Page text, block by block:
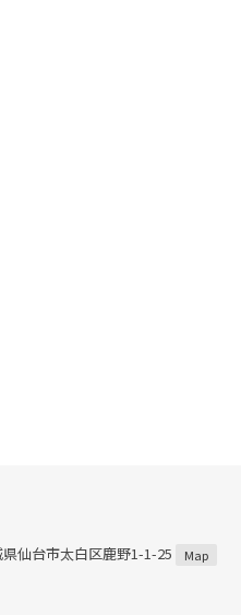
仙台市太白区鹿野1-1-25 Map